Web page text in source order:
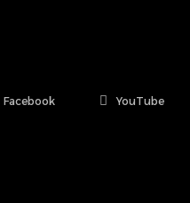
Facebook YouTube